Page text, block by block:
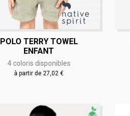
POLO TERRY TOWEL
ENFANT
4 coloris disponibles
à partir de 27,02 €